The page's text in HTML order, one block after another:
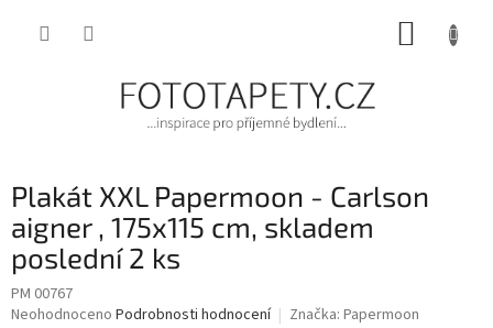
Plakát XXL Papermoon - Carlson
aigner , 175x115 cm, skladem
poslední 2 ks
PM 00767
Průměrné
Neohodnoceno Podrobnosti hodnocení Značka: Papermoon